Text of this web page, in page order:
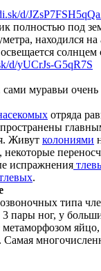
d/
полностью под
находился
d/yUCrJs-G5qR7S
сами муравьи
отряда
Живут колониями
некоторые
испражнения
.
типа
пары ног, у
метаморфозом
Самая